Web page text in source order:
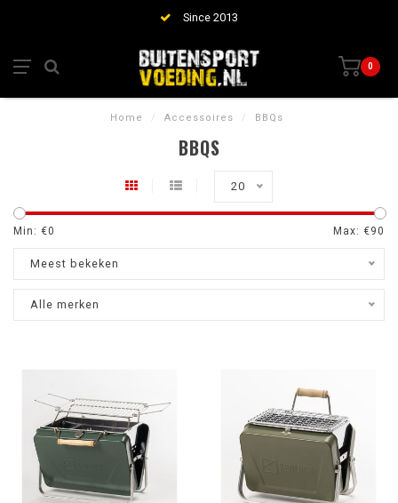
Since 2013
0
Home / Accessoires / BBQs
BBQS
20
Min: €0 Max: €90
Meest bekeken
Alle merken